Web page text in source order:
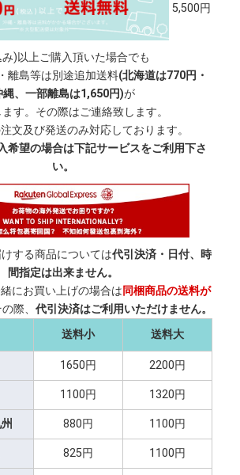
5,500円
)以上ご購入頂いた場合でも
離島等は別途追加送料(北海道は770円・
縄、一部離島は1,650円)が
す。その際はご連絡致します。
文及び発送のみ対応しております。
希望の場合は下記サービスをご利用下さ
い。
する商品については代引決済・日付、時
間指定は出来ません。
にお買い上げの場合は同梱商品の送料が
際、 代引決済はご利用いただけません。
送料小
送料大
1650円 2200円
1100円 1320円
880円 1100円
825円 1100円